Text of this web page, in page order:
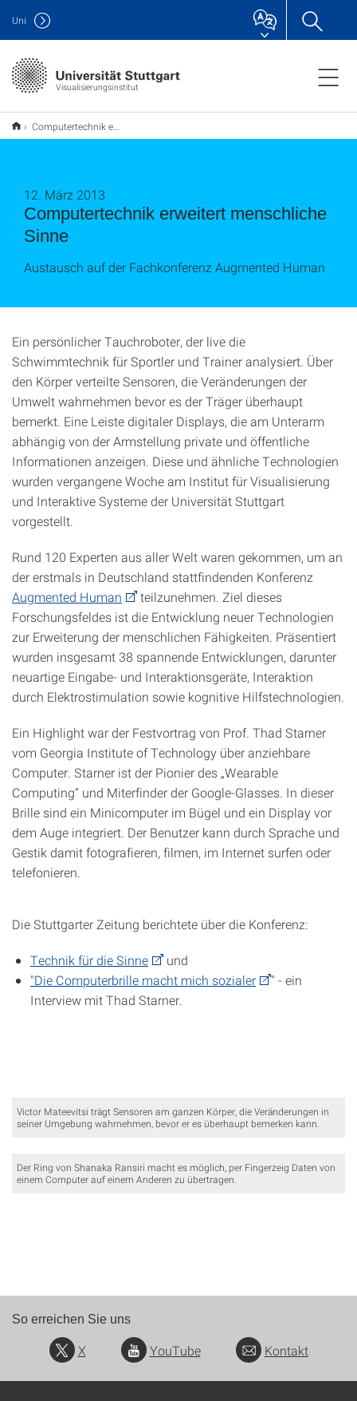
Visualisierungsinstitut
Uni
Computertechnik erweitert menschliche Sinne
Computertechnik erweitert menschliche
Sinne
12. März 2013
Austausch auf der Fachkonferenz Augmented Human
Ein persönlicher Tauchroboter, der live die
Schwimmtechnik für Sportler und Trainer analysiert. Über
den Körper verteilte Sensoren, die Veränderungen der
Umwelt wahrnehmen bevor es der Träger überhaupt
bemerkt. Eine Leiste digitaler Displays, die am Unterarm
abhängig von der Armstellung private und öffentliche
Informationen anzeigen. Diese und ähnliche Technologien
wurden vergangene Woche am Institut für Visualisierung
und Interaktive Systeme der Universität Stuttgart
vorgestellt.
Rund 120 Experten aus aller Welt waren gekommen, um an
der erstmals in Deutschland stattfindenden Konferenz
Augmented Human
teilzunehmen. Ziel dieses
Forschungsfeldes ist die Entwicklung neuer Technologien
zur Erweiterung der menschlichen Fähigkeiten. Präsentiert
wurden insgesamt 38 spannende Entwicklungen, darunter
neuartige Eingabe- und Interaktionsgeräte, Interaktion
durch Elektrostimulation sowie kognitive Hilfstechnologien.
Ein Highlight war der Festvortrag von Prof. Thad Starner
vom Georgia Institute of Technology über anziehbare
Computer. Starner ist der Pionier des „Wearable
Computing“ und Miterfinder der Google-Glasses. In dieser
Brille sind ein Minicomputer im Bügel und ein Display vor
dem Auge integriert. Der Benutzer kann durch Sprache und
Gestik damit fotografieren, filmen, im Internet surfen oder
telefonieren.
Die Stuttgarter Zeitung berichtete über die Konferenz:
Technik für die Sinne
und
"Die Computerbrille macht mich sozialer
" - ein
Interview mit Thad Starner.
Victor Mateevitsi trägt Sensoren am ganzen Körper, die Veränderungen in
seiner Umgebung wahrnehmen, bevor er es überhaupt bemerken kann.
Der Ring von Shanaka Ransiri macht es möglich, per Fingerzeig Daten von
einem Computer auf einem Anderen zu übertragen.
So erreichen Sie uns
X YouTube Kontakt